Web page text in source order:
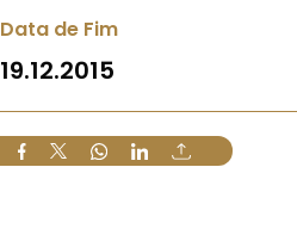
Data de Fim
19.12.2015